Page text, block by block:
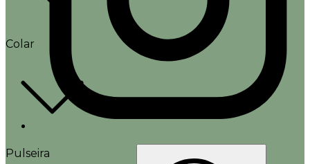
Colar
Pulseira